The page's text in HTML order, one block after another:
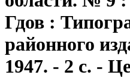
Гдов :
районного
1947. - 2 с. -